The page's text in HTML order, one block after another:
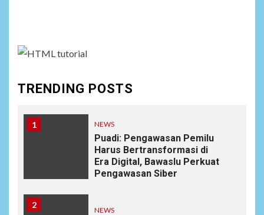
TRENDING POSTS
1 NEWS
Puadi: Pengawasan Pemilu
Harus Bertransformasi di
Era Digital, Bawaslu Perkuat
Pengawasan Siber
2
NEWS